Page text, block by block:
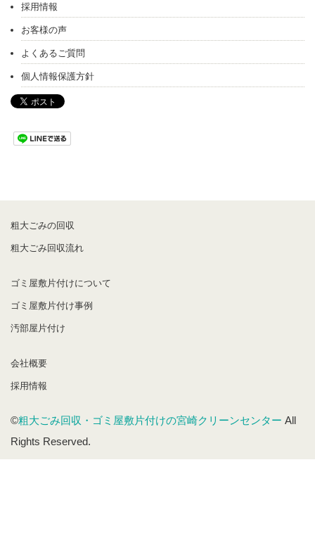
採用情報
お客様の声
よくあるご質問
個人情報保護方針
粗大ごみの回収
粗大ごみ回収流れ
ゴミ屋敷片付けについて
ゴミ屋敷片付け事例
汚部屋片付け
会社概要
採用情報
©粗大ごみ回収・ゴミ屋敷片付けの宮崎クリーンセンター All
Rights Reserved.